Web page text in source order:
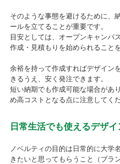
そのような事態を避けるために、
ールを立てることが重要です。
目安としては、オープンキャンパ
作成・見積もりを始められること
余裕を持って作成すればデザイン
きるうえ、安く発注できます。
短い納期でも作成可能な場合があ
め高コストとなる点に注意してくだ
日常生活でも使えるデザ
ノベルティの目的は日常的に大学
きたいと思ってもらうこと（ブラ